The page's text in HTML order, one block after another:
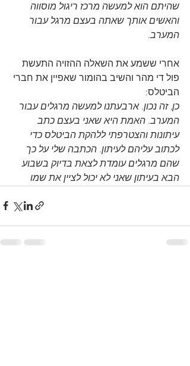
שהיתם הוא למעשה מרכז ריגול מוסווה
והאשים אותך שאתה בעצם מרגל עבור
המערב.
אחרי ששמע את השאלה ההזויה התעשת
פול די מהר והשיב בהומור שאפיין את חברי
הביטלס:
כן, זה נכון. ארבעתנו למעשה מרגלים עבור
המערב. האמת היא שאני בעצם כתב
עיתונות והצטרפתי ללהקת הביטלס כדי
לכתוב עליהם לעיתון. הכתבה שלי על כך
שהם מרגלים עומדת לצאת בדיוק בשבוע
הבא בעיתון שאני לא יכול לציין את שמו